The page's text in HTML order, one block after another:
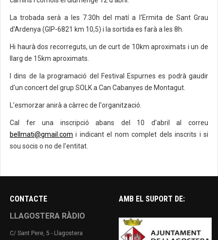
La trobada serà a les 7.30h del matí a l'Ermita de Sant Grau
d'Ardenya (GIP-6821 km 10,5) i la sortida es farà a les 8h.
Hi haurà dos recorreguts, un de curt de 10km aproximats i un de
llarg de 15km aproximats.
I dins de la programació del Festival Espurnes es podrà gaudir
d'un concert del grup SOLK a Can Cabanyes de Montagut.
L'esmorzar anirà a càrrec de l'organització.
Cal fer una inscripció abans del 10 d'abril al correu
bellmati@gmail.com i indicant el nom complet dels inscrits i si
sou socis o no de l'entitat.
CONTACTE
LLAGOSTERA RÀDIO
C/ Sant Pere, 5 - Llagostera
AMB EL SUPORT DE: